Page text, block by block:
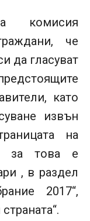
комисия
че
да гласуват
като
извън
на
за това е
, в раздел
2017“,